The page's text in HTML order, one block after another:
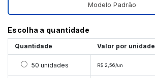
Modelo Padrão
Escolha a quantidade
Quantidade Valor por unidade
Selecionar 50 unidades
50 unidades R$ 2,56/un